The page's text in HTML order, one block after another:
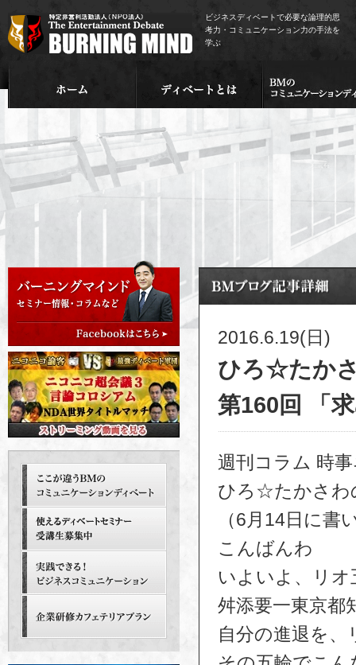
ビジネスディベートで必要な論理的思
考力・コミュニケーション力の手法を
学ぶ
2016.6.19(日)
ひろ☆たか
第160回 「
週刊コラム 時
ひろ☆たかさ
（6月14日に書
こんばんわ
いよいよ、リ
舛添要一東京都
自分の進退を